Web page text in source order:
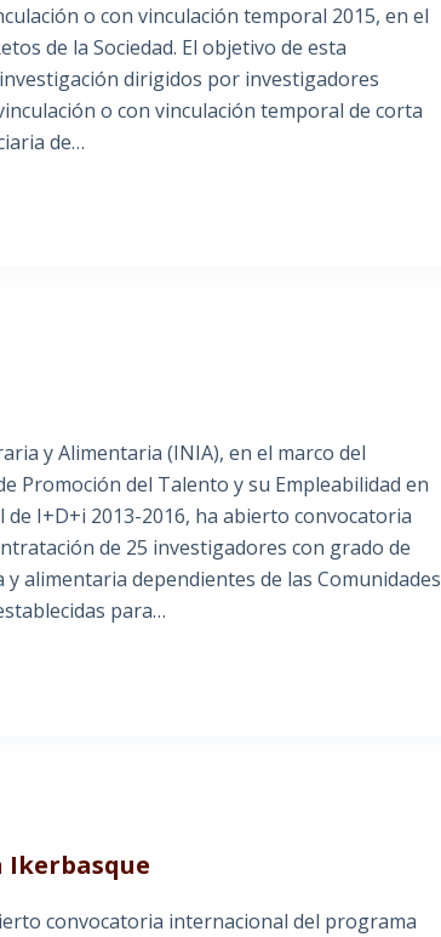
o con vinculación temporal 2015, en el
de la Sociedad. El objetivo de esta
dirigidos por investigadores
o con vinculación temporal de corta
de…
y Alimentaria (INIA), en el marco del
Promoción del Talento y su Empleabilidad en
I+D+i 2013-2016, ha abierto convocatoria
de 25 investigadores con grado de
alimentaria dependientes de las Comunidades
para…
Ikerbasque
convocatoria internacional del programa